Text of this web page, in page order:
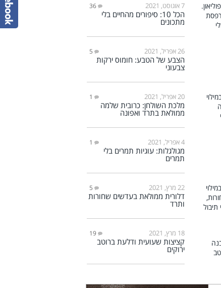
7 אוגוסט, 2021 36
הכל 10: סיפורים מהחיים בלי
מתכונים
26 אפריל, 2021 5
הצבע של הטבע: חומוס ירקות
צבעוני
20 אפריל, 2021 1
מלכת השולחן: כרובית שלמה
ממולאת בתרד ואפונה
4 אפריל, 2021 1
מגולגלות: עוגיות תמרים בלי
תמרים
22 מרץ, 2021 5
דלורית ממולאת בעדשים שחורות
ותרד
18 מרץ, 2021 19
קציצות שעועית ודלעת ברוטב
ירוקים